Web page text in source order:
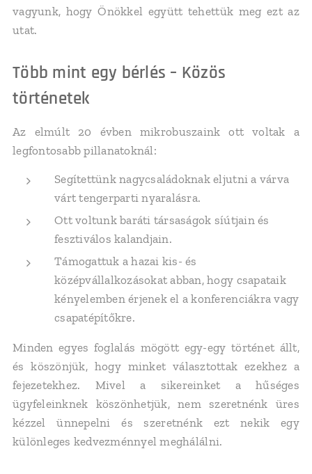
vagyunk, hogy Önökkel együtt tehettük meg ezt az
utat.
Több mint egy bérlés – Közös
történetek
Az elmúlt 20 évben mikrobuszaink ott voltak a
legfontosabb pillanatoknál:
Segítettünk nagycsaládoknak eljutni a várva
várt tengerparti nyaralásra.
Ott voltunk baráti társaságok síútjain és
fesztiválos kalandjain.
Támogattuk a hazai kis- és
középvállalkozásokat abban, hogy csapataik
kényelemben érjenek el a konferenciákra vagy
csapatépítőkre.
Minden egyes foglalás mögött egy-egy történet állt,
és köszönjük, hogy minket választottak ezekhez a
fejezetekhez. Mivel a sikereinket a hűséges
ügyfeleinknek köszönhetjük, nem szeretnénk üres
kézzel ünnepelni és szeretnénk ezt nekik egy
különleges kedvezménnyel meghálálni.